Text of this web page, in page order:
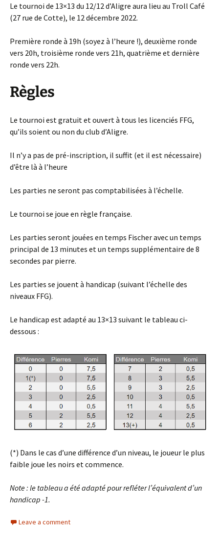
Le tournoi de 13×13 du 12/12 d’Aligre aura lieu au Troll Café
(27 rue de Cotte), le 12 décembre 2022.
Première ronde à 19h (soyez à l’heure !), deuxième ronde
vers 20h, troisième ronde vers 21h, quatrième et dernière
ronde vers 22h.
Règles
Le tournoi est gratuit et ouvert à tous les licenciés FFG,
qu’ils soient ou non du club d’Aligre.
Il n’y a pas de pré-inscription, il suffit (et il est nécessaire)
d’être là à l’heure
Les parties ne seront pas comptabilisées à l’échelle.
Le tournoi se joue en règle française.
Les parties seront jouées en temps Fischer avec un temps
principal de 13 minutes et un temps supplémentaire de 8
secondes par pierre.
Les parties se jouent à handicap (suivant l’échelle des
niveaux FFG).
Le handicap est adapté au 13×13 suivant le tableau ci-
dessous :
(*) Dans le cas d’une différence d’un niveau, le joueur le plus
faible joue les noirs et commence.
Note : le tableau a été adapté pour refléter l’équivalent d’un
handicap -1.
Leave a comment